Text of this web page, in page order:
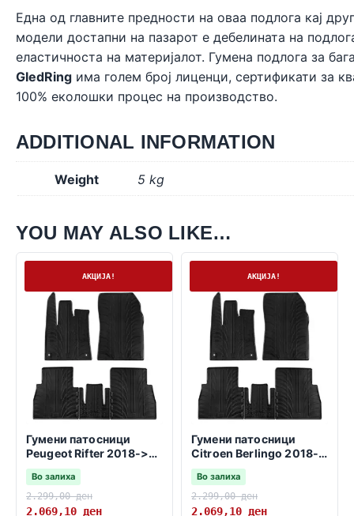
Една од главните предности на оваа подлога кај
модели достапни на пазарот е дебелината на
еластичноста на материјалот. Гумена подлога за
GledRing има голем број лиценци, сертификати за
100% еколошки процес на производство.
ADDITIONAL INFORMATION
Weight 5 kg
YOU MAY ALSO LIKE…
АКЦИЈА!
Гумени патосници
Peugeot Rifter 2018->
-променливо
сувозачко седиште-
Во залиха
2.299,00ден
2.069,10 ден
АКЦИЈА!
Гумени патосници
Citroen Berlingo 2018-
2023 -непроменливо
сувозачко седиште-
Во залиха
2.299,00ден
2.069,10 ден